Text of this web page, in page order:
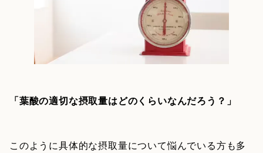
「葉酸の適切な摂取量はどのくらいなんだろう？」
このように具体的な摂取量について悩んでいる方も多